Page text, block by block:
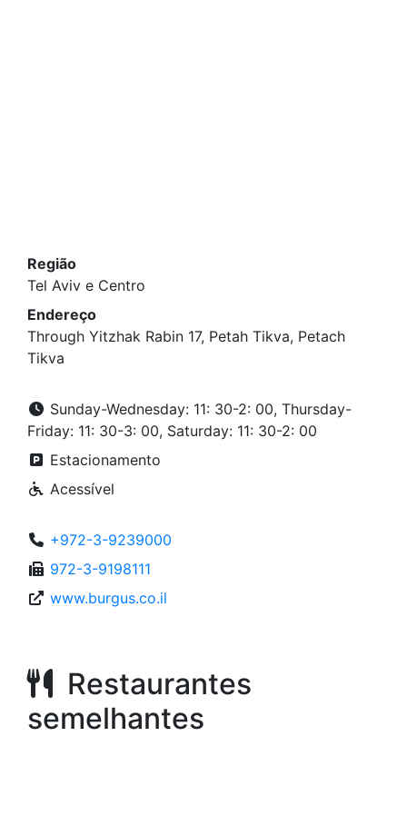
Região
Tel Aviv e Centro
Endereço
Through Yitzhak Rabin 17, Petah Tikva, Petach
Tikva
Sunday-Wednesday: 11: 30-2: 00, Thursday-
Friday: 11: 30-3: 00, Saturday: 11: 30-2: 00
Estacionamento
Acessível
+972-3-9239000
972-3-9198111
www.burgus.co.il
Restaurantes
semelhantes